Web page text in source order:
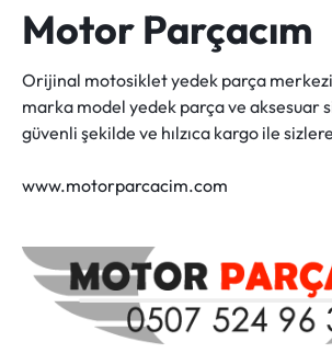
Motor Parçacım
Orijinal motosiklet yedek parça
marka model yedek parça ve aksesuar
güvenli şekilde ve hılzıca kargo ile
www.motorparcacim.com